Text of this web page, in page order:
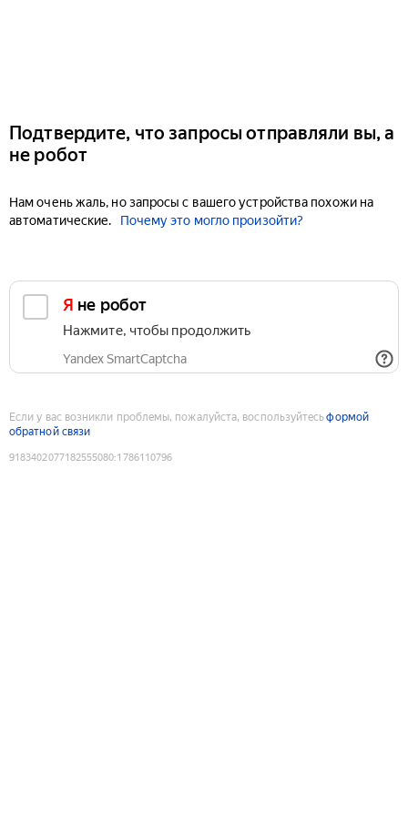
Подтвердите, что запросы отправляли вы, а
не робот
Нам очень жаль, но запросы с вашего устройства похожи на
автоматические.
Почему это могло произойти?
Я не робот
Нажмите, чтобы продолжить
Yandex SmartCaptcha
Если у вас возникли проблемы, пожалуйста, воспользуйтесьформой
обратной связи
9183402077182555080:1786110796